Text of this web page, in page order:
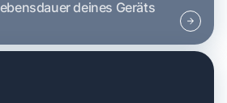
deines Geräts